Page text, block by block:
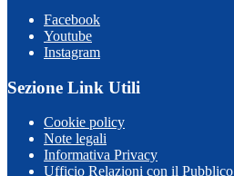
Facebook
Youtube
Instagram
Sezione Link Utili
Cookie policy
Note legali
Informativa Privacy
Ufficio Relazioni con il Pubblico